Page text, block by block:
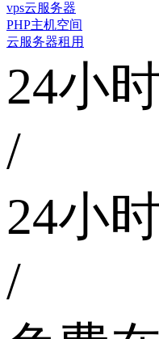
vps云服务器
PHP主机空间
云服务器租用
24小
/
24小
/